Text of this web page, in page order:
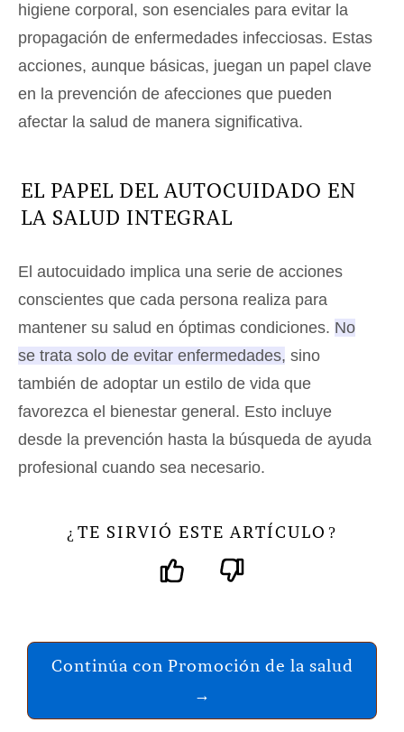
higiene corporal, son esenciales para evitar la
propagación de enfermedades infecciosas. Estas
acciones, aunque básicas, juegan un papel clave
en la prevención de afecciones que pueden
afectar la salud de manera significativa.
EL PAPEL DEL AUTOCUIDADO EN
LA SALUD INTEGRAL
El autocuidado implica una serie de acciones
conscientes que cada persona realiza para
mantener su salud en óptimas condiciones. No
se trata solo de evitar enfermedades, sino
también de adoptar un estilo de vida que
favorezca el bienestar general. Esto incluye
desde la prevención hasta la búsqueda de ayuda
profesional cuando sea necesario.
¿ TE SIRVIÓ ESTE ARTÍCULO ?
Continúa con Promoción de la salud
→